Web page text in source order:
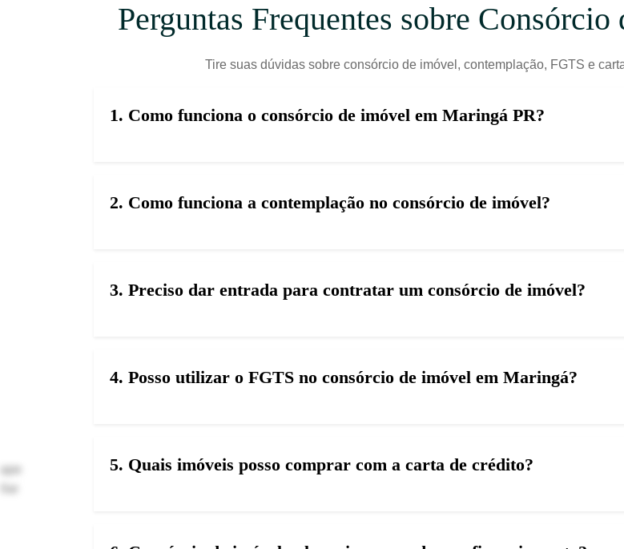
Perguntas Frequentes sobre
Tire suas dúvidas sobre consórcio de imóvel, contemplação, FGTS e
1. Como funciona o consórcio de imóvel em Maringá PR?
2. Como funciona a contemplação no consórcio de imóvel?
3. Preciso dar entrada para contratar um consórcio de imóvel?
4. Posso utilizar o FGTS no consórcio de imóvel em Maringá?
5. Quais imóveis posso comprar com a carta de crédito?